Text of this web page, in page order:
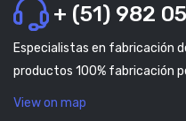
+ (51) 982
Especialistas en fabricación
productos 100% fabricación
View on map